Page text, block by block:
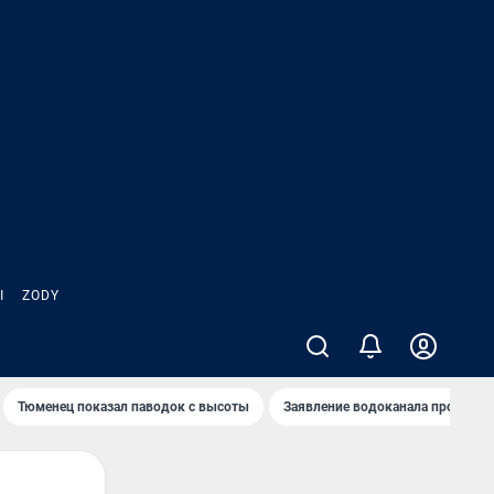
ZODY
Тюменец показал паводок с высоты Заявление водоканала про